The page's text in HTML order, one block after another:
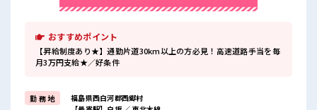
おすすめポイント
【昇給制度あり★】通勤片道30km以上の方必見！高速道路手当を毎
月3万円支給★／好条件
勤 務 地
福島県西白河郡西郷村